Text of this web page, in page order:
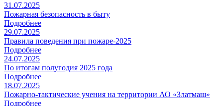
31.07.2025
Пожарная безопасность в быту
Подробнее
29.07.2025
Правила поведения при пожаре-2025
Подробнее
24.07.2025
По итогам полугодия 2025 года
Подробнее
18.07.2025
Пожарно-тактические учения на территории АО «Златмаш»
Подробнее